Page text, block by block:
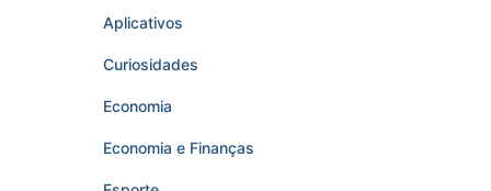
Aplicativos
Curiosidades
Economia
Economia e Finanças